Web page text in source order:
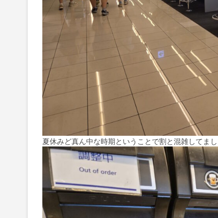
夏休みど真ん中な時期ということで割と混雑してま